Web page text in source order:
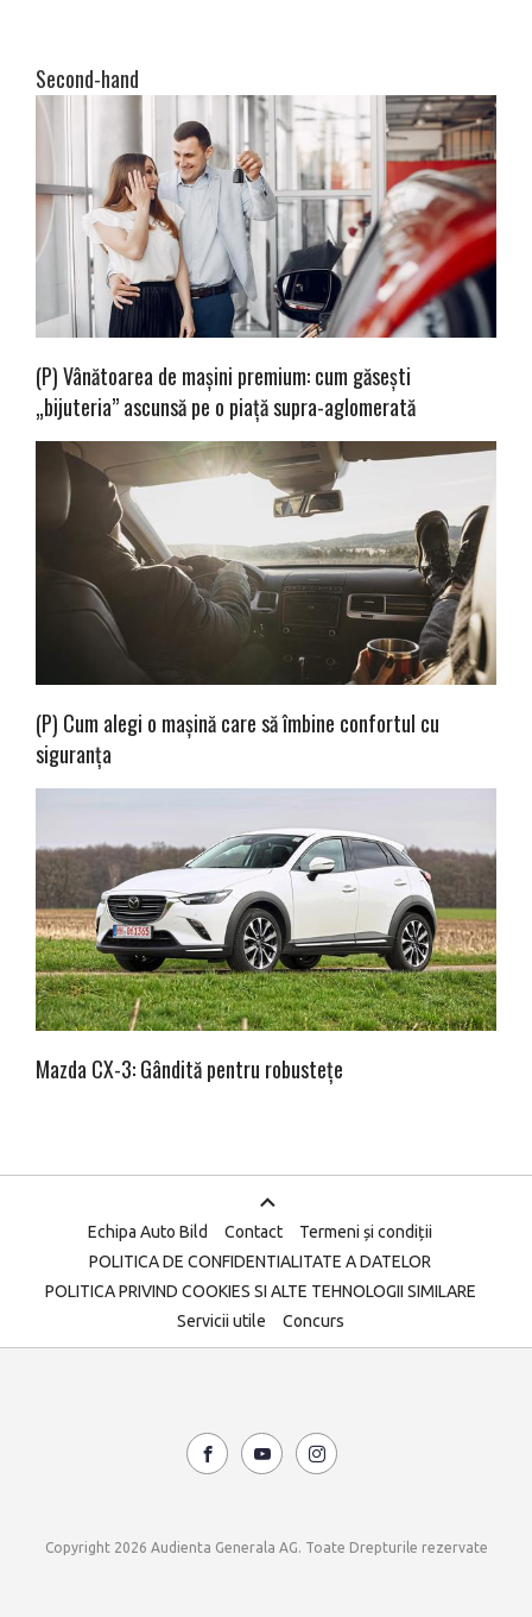
Second-hand
(P) Vânătoarea de mașini premium: cum găsești
„bijuteria” ascunsă pe o piață supra-aglomerată
(P) Cum alegi o mașină care să îmbine confortul cu
siguranța
Mazda CX-3: Gândită pentru robustețe
Echipa Auto Bild Contact
Termeni și condiții
POLITICA DE CONFIDENTIALITATE A DATELOR
POLITICA PRIVIND COOKIES SI ALTE TEHNOLOGII SIMILARE
Servicii utile
Concurs
Copyright 2026 Audienta Generala AG. Toate Drepturile rezervate